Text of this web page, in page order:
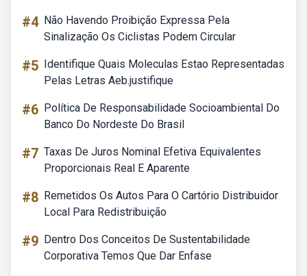
#4 Não Havendo Proibição Expressa Pela
Sinalização Os Ciclistas Podem Circular
#5 Identifique Quais Moleculas Estao Representadas
Pelas Letras Aeb.justifique
#6 Política De Responsabilidade Socioambiental Do
Banco Do Nordeste Do Brasil
#7 Taxas De Juros Nominal Efetiva Equivalentes
Proporcionais Real E Aparente
#8 Remetidos Os Autos Para O Cartório Distribuidor
Local Para Redistribuição
#9 Dentro Dos Conceitos De Sustentabilidade
Corporativa Temos Que Dar Enfase